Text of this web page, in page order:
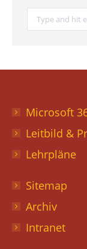
Search:
Microsoft
Leitbild &
Lehrpläne
Sitemap
Archiv
Intranet